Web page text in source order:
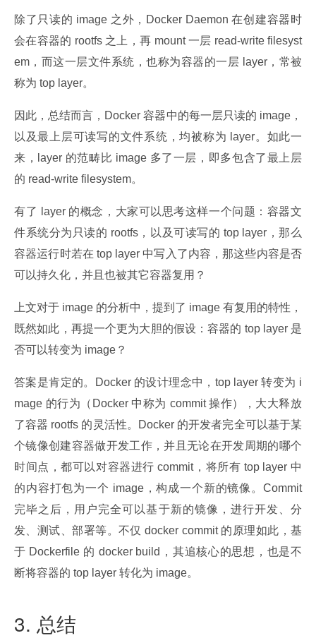
除了只读的 image 之外，Docker Daemon 在创建容器时
会在容器的 rootfs 之上，再 mount 一层 read-write filesyst
em，而这一层文件系统，也称为容器的一层 layer，常被
称为 top layer。
因此，总结而言，Docker 容器中的每一层只读的 image，
以及最上层可读写的文件系统，均被称为 layer。如此一
来，layer 的范畴比 image 多了一层，即多包含了最上层
的 read-write filesystem。
有了 layer 的概念，大家可以思考这样一个问题：容器文
件系统分为只读的 rootfs，以及可读写的 top layer，那么
容器运行时若在 top layer 中写入了内容，那这些内容是否
可以持久化，并且也被其它容器复用？
上文对于 image 的分析中，提到了 image 有复用的特性，
既然如此，再提一个更为大胆的假设：容器的 top layer 是
否可以转变为 image？
答案是肯定的。Docker 的设计理念中，top layer 转变为 i
mage 的行为（Docker 中称为 commit 操作），大大释放
了容器 rootfs 的灵活性。Docker 的开发者完全可以基于某
个镜像创建容器做开发工作，并且无论在开发周期的哪个
时间点，都可以对容器进行 commit，将所有 top layer 中
的内容打包为一个 image，构成一个新的镜像。Commit
完毕之后，用户完全可以基于新的镜像，进行开发、分
发、测试、部署等。不仅 docker commit 的原理如此，基
于 Dockerfile 的 docker build，其追核心的思想，也是不
断将容器的 top layer 转化为 image。
3. 总结